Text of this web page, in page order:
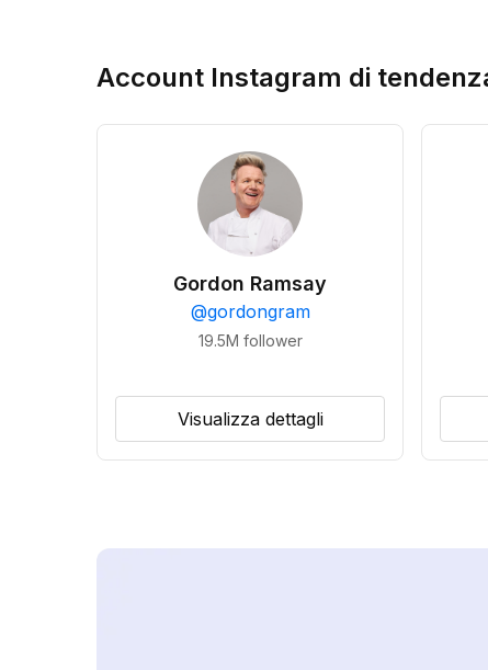
Account Instagram di
Gordon Ramsay
@gordongram
19.5M follower
Visualizza dettagli